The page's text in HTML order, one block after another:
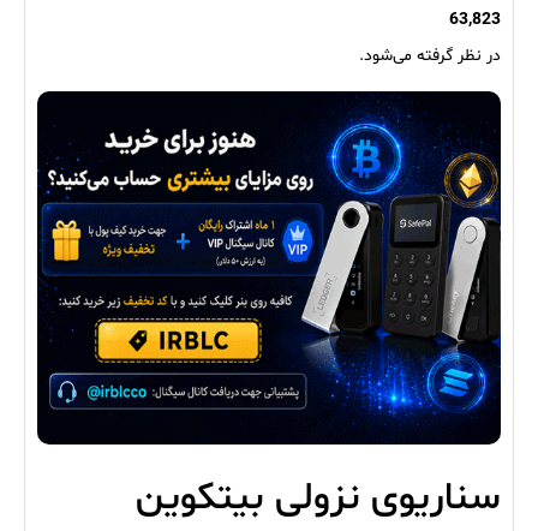
63,823
در نظر گرفته می‌شود.
سناریوی نزولی بیتکوین